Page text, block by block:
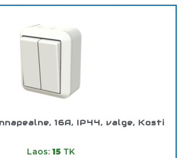
16A, IP44, valge, Kosti
Laos: 15 TK